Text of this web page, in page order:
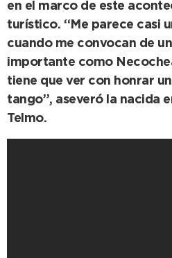
en el marco de este
turístico. “Me parece casi
cuando me convocan de
importante como
tiene que ver con honrar
tango”, aseveró la nacida
Telmo.